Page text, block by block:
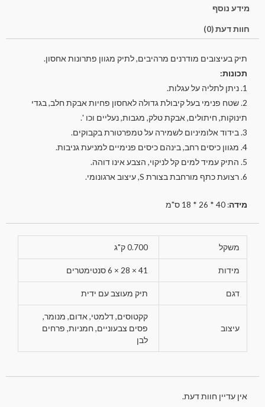
מידע נוסף
חוות דעת (0)
תיק בעיצובים מודרנים מרהיבים, לתיק מגוון פתרונות אחסון.
תכונות:
1. ניתן לתליה על עגלות.
2. שטח פנימי בעל קיבולת גדולה לאחסון פחיות אבקת חלב, בגדי
תינוקות, חיתולים, אבקת טלק, מגבות, נעליים וכו '.
3. בידוד אלומיניום לשמירה על טמפרטורת בקבוקים.
4. מגוון כיסים רחב, בינהם כיסים פנימיים למניעת גניבות.
5. התיק עמיד למים קל לניקוי, הצבע אינו דוהה.
6. רצועת כתף מורחבת בצורת S, עיצוב ארגונומי.
מידה: 40 * 26 * 18 ס"מ
משקל 0.700 ק"ג
מידות 41 × 28 × 6 סנטימטרים
דגם תיק מעוצב עם ידית
עיצוב
קקטוסים, דלמטי, אדום, מנומר,
פסים צבעוניים, חמניות, פרחים
לבן
אין עדיין חוות דעת.